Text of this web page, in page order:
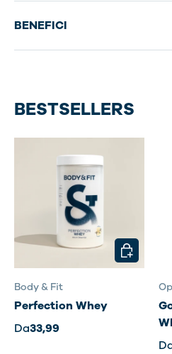
BENEFICI
BESTSELLERS
Body & Fit
Perfection Whey
Da33,99
SCEGLI